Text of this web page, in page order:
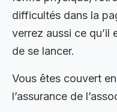
difficultés dans la
verrez aussi ce qu’il
de se lancer.
Vous êtes couvert
l’assurance de